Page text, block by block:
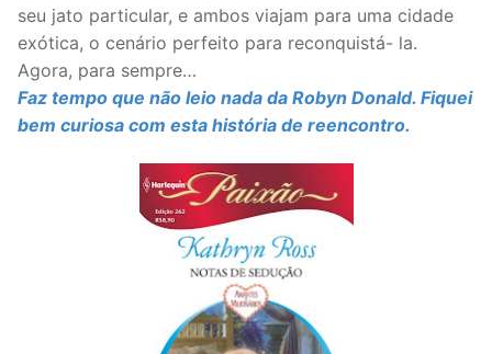
seu jato particular, e ambos viajam para uma cidade
exótica, o cenário perfeito para reconquistá- la.
Agora, para sempre…
Faz tempo que não leio nada da Robyn Donald. Fiquei
bem curiosa com esta história de reencontro.